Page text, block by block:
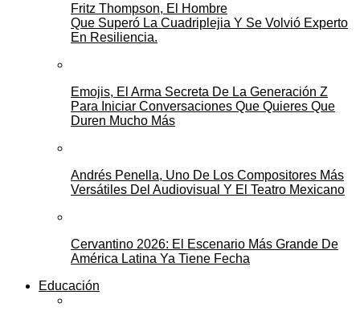
Fritz Thompson, El Hombre
Que Superó La Cuadriplejia Y Se Volvió Experto
En Resiliencia.
Emojis, El Arma Secreta De La Generación Z
Para Iniciar Conversaciones Que Quieres Que
Duren Mucho Más
Andrés Penella, Uno De Los Compositores Más
Versátiles Del Audiovisual Y El Teatro Mexicano
Cervantino 2026: El Escenario Más Grande De
América Latina Ya Tiene Fecha
Educación